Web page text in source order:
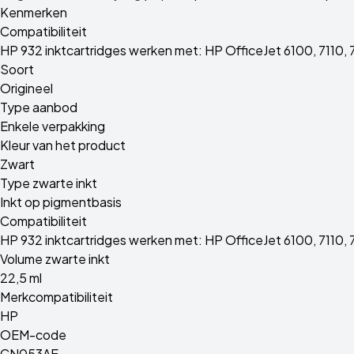
Kenmerken
Compatibiliteit
HP 932 inktcartridges werken met: HP OfficeJet 6100, 7110,
Soort
Origineel
Type aanbod
Enkele verpakking
Kleur van het product
Zwart
Type zwarte inkt
Inkt op pigmentbasis
Compatibiliteit
HP 932 inktcartridges werken met: HP OfficeJet 6100, 7110,
Volume zwarte inkt
22,5 ml
Merkcompatibiliteit
HP
OEM-code